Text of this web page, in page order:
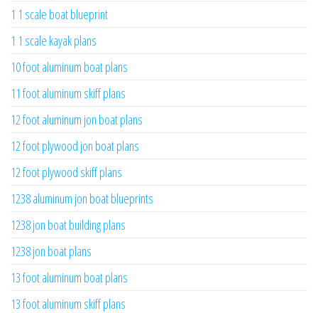
1 1 scale boat blueprint
1 1 scale kayak plans
10 foot aluminum boat plans
11 foot aluminum skiff plans
12 foot aluminum jon boat plans
12 foot plywood jon boat plans
12 foot plywood skiff plans
1238 aluminum jon boat blueprints
1238 jon boat building plans
1238 jon boat plans
13 foot aluminum boat plans
13 foot aluminum skiff plans